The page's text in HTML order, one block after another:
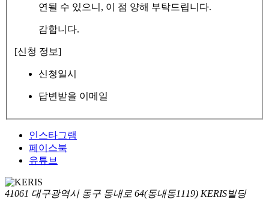
연될 수 있으니, 이 점 양해 부탁드립니다.
감합니다.
[신청 정보]
신청일시
답변받을 이메일
인스타그램
페이스북
유튜브
41061 대구광역시 동구 동내로 64(동내동1119) KERIS빌딩